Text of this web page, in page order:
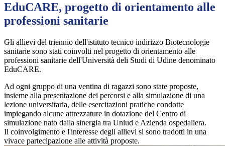
EduCARE, progetto di orientamento alle
professioni sanitarie
Gli allievi del triennio dell'istituto tecnico indirizzo Biotecnologie
sanitarie sono stati coinvolti nel progetto di orientamento alle
professioni sanitarie dell'Università deli Studi di Udine denominato
EduCARE.
Ad ogni gruppo di una ventina di ragazzi sono state proposte,
insieme alla presentazione dei percorsi e alla simulazione di una
lezione universitaria, delle esercitazioni pratiche condotte
impiegando alcune attrezzature in dotazione del Centro di
simulazione nato dalla sinergia tra Uniud e Azienda ospedaliera.
Il coinvolgimento e l'interesse degli allievi si sono tradotti in una
vivace partecipazione alle attività proposte.